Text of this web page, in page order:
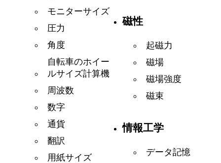
モニターサイズ
圧力
角度
自転車のホイー
ルサイズ計算機
周波数
数字
通貨
翻訳
用紙サイズ
磁性
起磁力
磁場
磁場強度
磁束
情報工学
データ記憶